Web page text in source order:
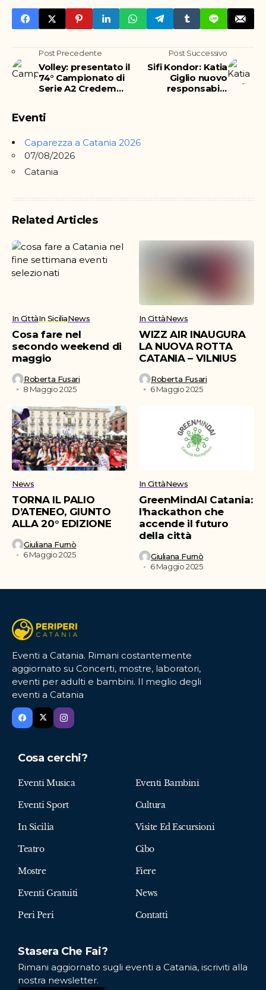
Post Precedente
Volley: presentato il
74° Campionato di
Serie A2 Credem
Post Successivo
Sifi Kondor: Katia
Giglio nuovo
responsabile
Eventi
Caparezza a Catania 2026
07/08/2026
Catania
Related Articles
In CittàIn SiciliaNews
Cosa fare nel
secondo weekend di
maggio
Roberta Fusari
8 Maggio 2025
In CittàNews
WIZZ AIR INAUGURA
LA NUOVA ROTTA
CATANIA – VILNIUS
Roberta Fusari
6 Maggio 2025
News
TORNA IL PALIO
D’ATENEO, GIUNTO
ALLA 20° EDIZIONE
Giuliana Furnò
6 Maggio 2025
In CittàNews
GreenMindAI Catania:
l’hackathon che
accende il futuro
della città
Giuliana Furnò
6 Maggio 2025
Eventi a Catania. Rimani costantemente
aggiornato su Concerti, mostre, laboratori,
eventi per adulti e bambini. Il meglio degli
eventi a Catania
Cosa cerchi?
Eventi Musica Eventi Bambini
Eventi Sport Cultura
In Sicilia Visite Ed Escursioni
Teatro Cibo
Mostre Fiere
Eventi Gratuiti News
Peri Peri Contatti
Stasera Che Fai?
Rimani aggiornato sugli eventi a Catania, iscriviti alla
nostra newsletter.